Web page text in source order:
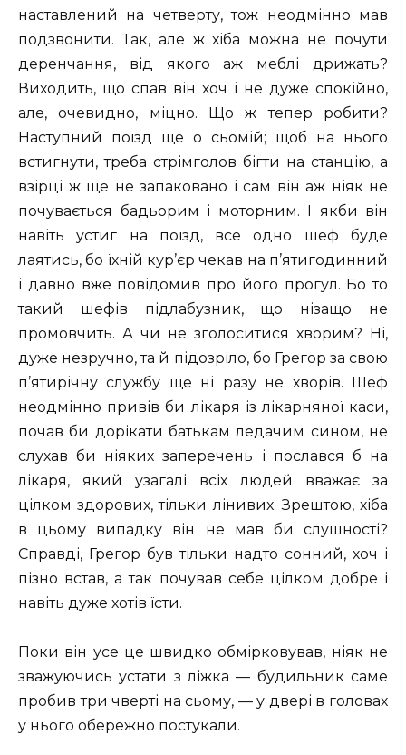
наставлений на четверту, тож неодмінно мав
подзвонити. Так, але ж хіба можна не почути
деренчання, від якого аж меблі дрижать?
Виходить, що спав він хоч і не дуже спокійно,
але, очевидно, міцно. Що ж тепер робити?
Наступний поїзд ще о сьомій; щоб на нього
встигнути, треба стрімголов бігти на станцію, а
взірці ж ще не запаковано і сам він аж ніяк не
почувається бадьорим і моторним. I якби він
навіть устиг на поїзд, все одно шеф буде
лаятись, бо їхній кур’єр чекав на п’ятигодинний
і давно вже повідомив про його прогул. Бо то
такий шефів підлабузник, що нізащо не
промовчить. А чи не зголоситися хворим? Ні,
дуже незручно, та й підозріло, бо Грегор за свою
п’ятирічну службу ще ні разу не хворів. Шеф
неодмінно привів би лікаря із лікарняної каси,
почав би дорікати батькам ледачим сином, не
слухав би ніяких заперечень і послався б на
лікаря, який узагалі всіх людей вважає за
цілком здорових, тільки лінивих. Зрештою, хіба
в цьому випадку він не мав би слушності?
Справді, Грегор був тільки надто сонний, хоч і
пізно встав, а так почував себе цілком добре і
навіть дуже хотів їсти.
Поки він усе це швидко обмірковував, ніяк не
зважуючись устати з ліжка — будильник саме
пробив три чверті на сьому, — у двері в головах
у нього обережно постукали.